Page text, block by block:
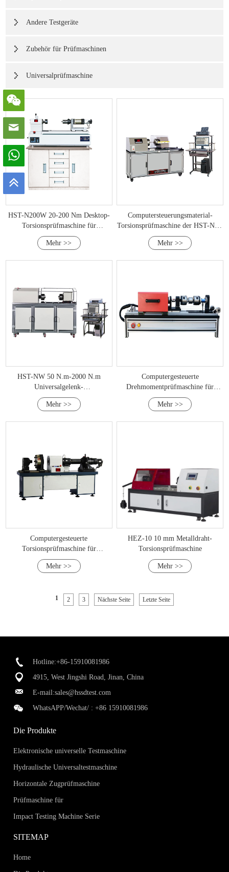
Andere Testgeräte
Zubehör für Prüfmaschinen
Universalprüfmaschine
HST-N200W 20-200 Nm Desktop-
Torsionsprüfmaschine für
Metallmaterialien
Mehr >>
Computersteuerungsmaterial-
Torsionsprüfmaschine der HST-NW-
Serie (500-10000 NM)
Mehr >>
HST-NW 50 N.m-2000 N.m
Universalgelenk-
Torsionsermüdungsprüfsystem
Mehr >>
Computergesteuerte
Drehmomentprüfmaschine für
Knochenschrauben
Mehr >>
Computergesteuerte
Torsionsprüfmaschine für
Schraubenmuttern
Mehr >>
HEZ-10 10 mm Metalldraht-
Torsionsprüfmaschine
Mehr >>
1 2 3 Nächste Seite Letzte Seite
Hotline:+86-15910081986
4915, West Jingshi Road, Jinan, China
E-mail:sales@hssdtest.com
WhatsAPP/Wechat/ :+86 15910081986
Die Produkte
Elektronische universelle Testmaschine
Hydraulische Universaltestmaschine
Horizontale Zugprüfmaschine
Prüfmaschine für
Impact Testing Machine Serie
SITEMAP
Home